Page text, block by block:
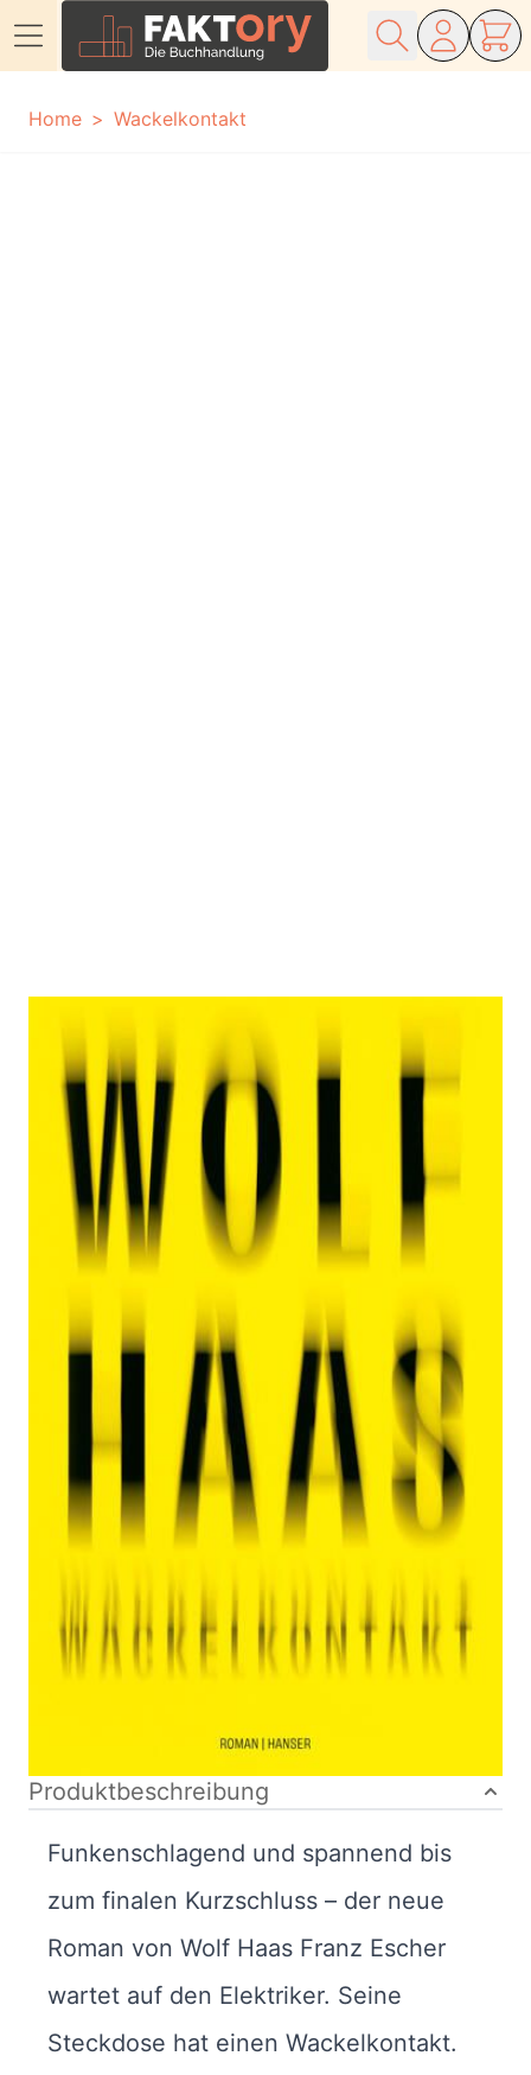
Home
Wackelkontakt
Wackelkontakt
Zur Wunschliste hinzufügen
Roman
Wolf Haas
Verlag:
Hanser, Carl
09.01.2025
Buch
240 Seiten
Hardcover
ISBN: 978-3-
Bibliografische Daten
Autor:innenbeschreibung
Produktbeschreibung
Funkenschlagend und spannend bis
zum finalen Kurzschluss – der neue
Roman von Wolf Haas Franz Escher
wartet auf den Elektriker. Seine
Steckdose hat einen Wackelkontakt.